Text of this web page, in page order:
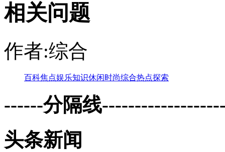
相关问题
作者:综合
百科焦点娱乐知识休闲时尚综合热点探索
------分隔线
头条新闻